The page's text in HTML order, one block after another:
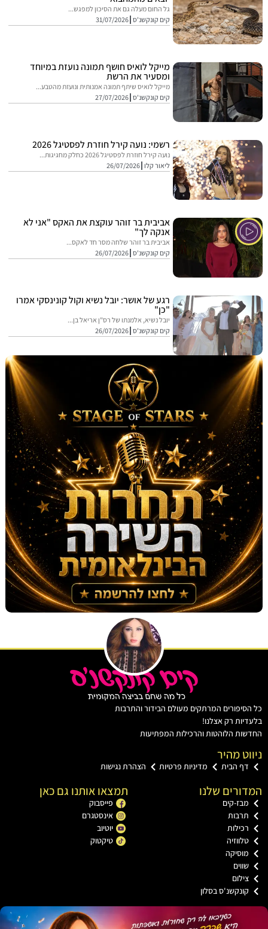
גל החום מעלה גם את הסיכון למפגש...
קים קונקשנ'ס 31/07/2026
מייקל לואיס חושף תמונה נועזת במיוחד
ומסעיר את הרשת
מייקל לואיס שיתף תמונה אמנותית ונועזת מהטבע...
קים קונקשנ'ס 27/07/2026
רשמי: נועה קירל חוזרת לפסטיגל 2026
נועה קירל חוזרת לפסטיגל 2026 כחלק מחגיגות...
ליאור קלו 26/07/2026
אביבית בר זוהר עוקצת את האקס "אני לא
אנקה לך"
אביבית בר זוהר שלחה מסר חד לאקס...
קים קונקשנ'ס 26/07/2026
רגע של אושר: יובל נשיא וקול קונינסקי אמרו
"כן"
יובל נשיא, אלמנתו של רס"ן אריאל בן...
קים קונקשנ'ס 26/07/2026
המרתקים מעולם הבידור והתרבות
רק אצלנו!
הלוהטות והרכילות המפתיעות
מהיר
הבית מדיניות פרטיות הצהרת נגישות
שלנו
קים
בסלון
תמצאו אותנו גם כאן
פייסבוק
אינסטגרם
יוטיוב
טיקטוק